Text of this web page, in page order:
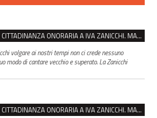
VENTASSO, SÌ ALLA CITTADINANZA ONORARIA A IVA ZANICCHI. MA BARGIACCHI: “È DI PESSIMO GUSTO”
volgare ai nostri tempi non ci crede nessuno
modo di cantare vecchio e superato. La Zanicchi
VENTASSO, SÌ ALLA CITTADINANZA ONORARIA A IVA ZANICCHI. MA BARGIACCHI: “È DI PESSIMO GUSTO”